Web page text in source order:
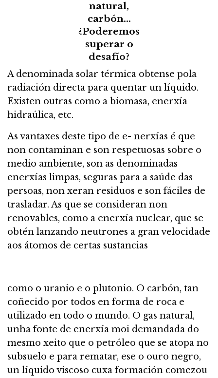
natural,
carbón…
¿Poderemos
superar o
desafío?
A denominada solar térmica obtense pola
radiación directa para quentar un líquido.
Existen outras como a biomasa, enerxía
hidraúlica, etc.
As vantaxes deste tipo de e- nerxías é que
non contaminan e son respetuosas sobre o
medio ambiente, son as denominadas
enerxías limpas, seguras para a saúde das
persoas, non xeran residuos e son fáciles de
trasladar. As que se consideran non
renovables, como a enerxía nuclear, que se
obtén lanzando neutrones a gran velocidade
aos átomos de certas sustancias
como o uranio e o plutonio. O carbón, tan
coñecido por todos en forma de roca e
utilizado en todo o mundo. O gas natural,
unha fonte de enerxía moi demandada do
mesmo xeito que o petróleo que se atopa no
subsuelo e para rematar, ese o ouro negro,
un líquido viscoso cuxa formación comezou